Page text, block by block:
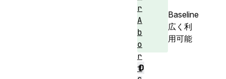
Baseline
広く利
用可能
D
r
A
b
o
r
t